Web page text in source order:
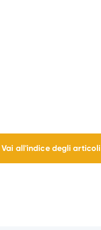
Vai all'indice degli articoli